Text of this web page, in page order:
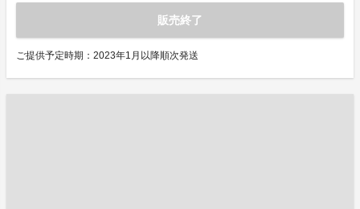
販売終了
ご提供予定時期：2023年1月以降順次発送